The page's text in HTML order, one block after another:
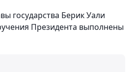
государства Берик Уали
Президента выполнены